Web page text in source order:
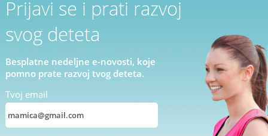
Prijavi se i prati razvoj
svog deteta
Besplatne nedeljne e-novosti, koje
pomno prate razvoj tvog deteta.
Tvoj email